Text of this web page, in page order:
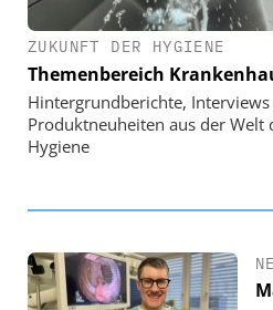
ZUKUNFT DER HYGIENE
Themenbereich
Hintergrundberichte,
Produktneuheiten aus der Welt
Hygiene
EASY
Ordnung zur KI-